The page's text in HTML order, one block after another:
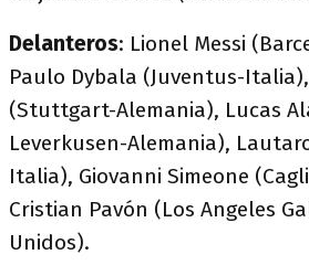
Delanteros: Lionel Messi
Paulo Dybala (Juventus-
(Stuttgart-Alemania), Lucas
Leverkusen-Alemania),
Italia), Giovanni Simeone
Cristian Pavón (Los Angeles
Unidos).